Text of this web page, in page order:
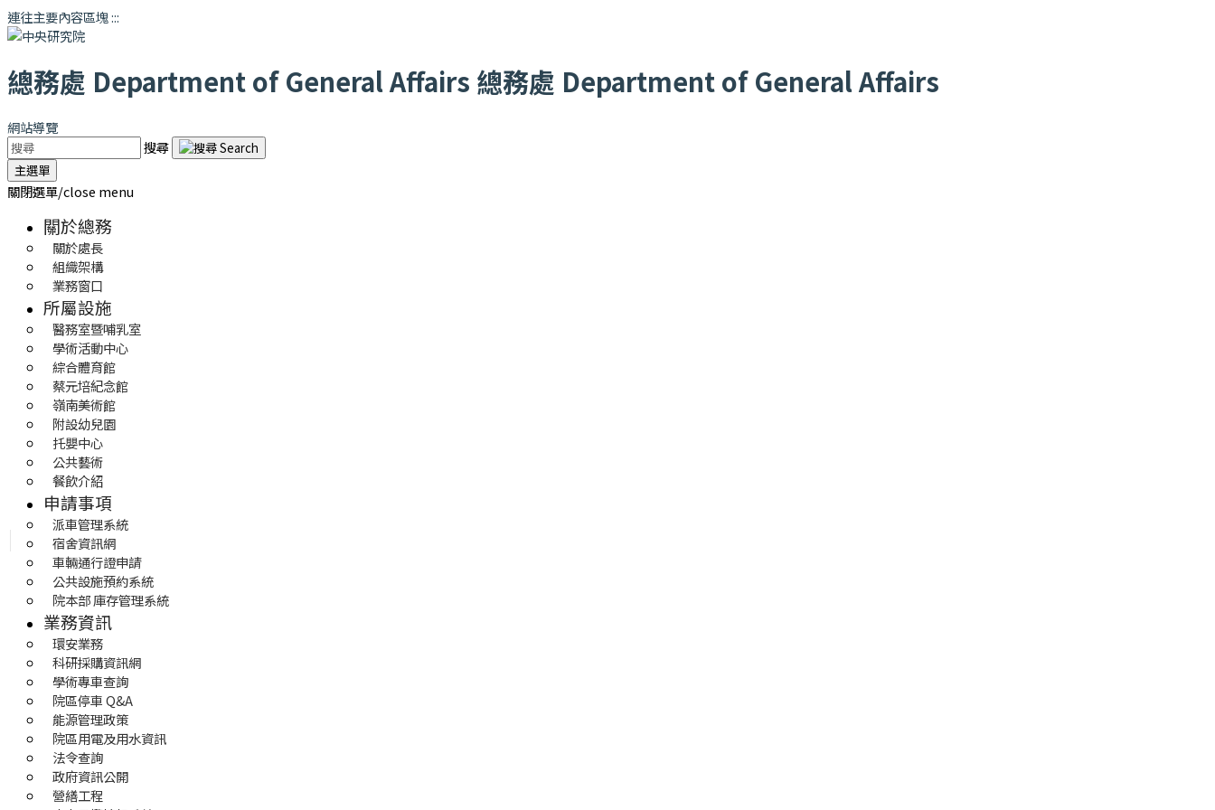
連往主要內容區塊:::
總務處 Department of General Affairs 總務處 Department of General Affairs
網站導覽
搜尋
主選單
關閉選單/close menu
關於總務
關於處長
組織架構
業務窗口
所屬設施
醫務室暨哺乳室
學術活動中心
綜合體育館
蔡元培紀念館
嶺南美術館
附設幼兒園
托嬰中心
公共藝術
餐飲介紹
申請事項
派車管理系統
宿舍資訊網
車輛通行證申請
公共設施預約系統
院本部 庫存管理系統
業務資訊
環安業務
科研採購資訊網
學術專車查詢
院區停車 Q&A
能源管理政策
院區用電及用水資訊
法令查詢
政府資訊公開
營繕工程